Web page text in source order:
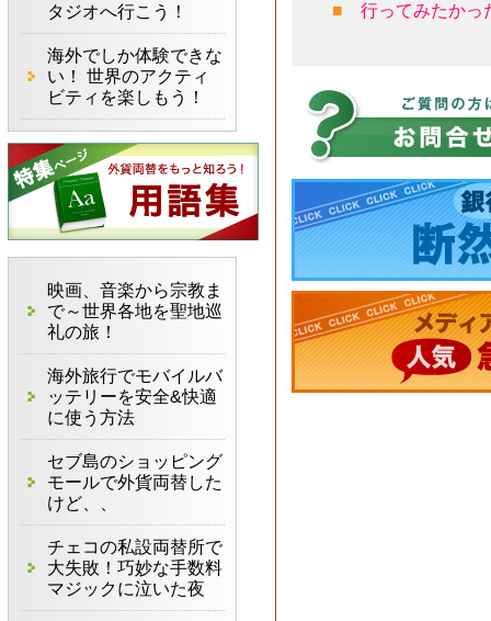
■ 行ってみたかっ
タジオへ行こう！
海外でしか体験できな
い！ 世界のアクティ
ビティを楽しもう！
映画、音楽から宗教ま
で～世界各地を聖地巡
礼の旅！
海外旅行でモバイルバ
ッテリーを安全&快適
に使う方法
セブ島のショッピング
モールで外貨両替した
けど、、
チェコの私設両替所で
大失敗！巧妙な手数料
マジックに泣いた夜